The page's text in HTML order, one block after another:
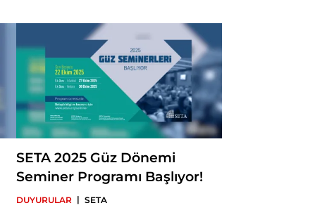
SETA 2025 Güz Dönemi
Seminer Programı Başlıyor!
DUYURULAR | SETA